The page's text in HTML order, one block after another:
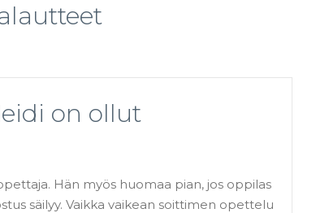
on ollut
Hän myös huomaa pian, jos oppilas
säilyy. Vaikka vaikean soittimen opettelu